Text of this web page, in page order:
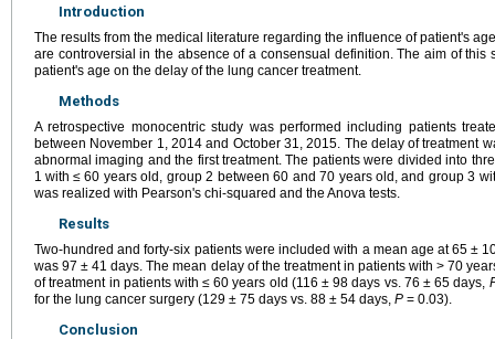
Introduction
The results from the medical literature regarding the influence of patient's
are controversial in the absence of a consensual definition. The aim of this
patient's age on the delay of the lung cancer treatment.
Methods
A retrospective monocentric study was performed including patients
between November 1, 2014 and October 31, 2015. The delay of treatment
abnormal imaging and the first treatment. The patients were divided into
1 with ≤ 60 years old, group 2 between 60 and 70 years old, and group 3
was realized with Pearson's chi-squared and the Anova tests.
Results
Two-hundred and forty-six patients were included with a mean age at 65 ±
was 97 ± 41 days. The mean delay of the treatment in patients with > 70
of treatment in patients with ≤ 60 years old (116 ± 98 days vs. 76 ± 65 days,
for the lung cancer surgery (129 ± 75 days vs. 88 ± 54 days, P = 0.03).
Conclusion